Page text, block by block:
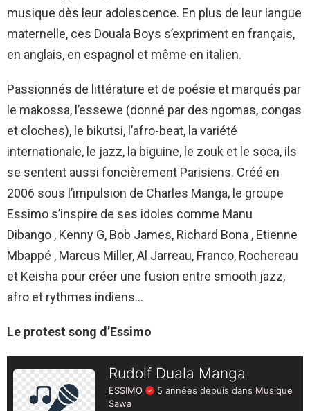
musique dès leur adolescence. En plus de leur langue
maternelle, ces Douala Boys s’expriment en français,
en anglais, en espagnol et même en italien.
Passionnés de littérature et de poésie et marqués par
le makossa, l’essewe (donné par des ngomas, congas
et cloches), le bikutsi, l’afro-beat, la variété
internationale, le jazz, la biguine, le zouk et le soca, ils
se sentent aussi foncièrement Parisiens. Créé en
2006 sous l’impulsion de Charles Manga, le groupe
Essimo s’inspire de ses idoles comme Manu
Dibango , Kenny G, Bob James, Richard Bona , Etienne
Mbappé , Marcus Miller, Al Jarreau, Franco, Rochereau
et Keisha pour créer une fusion entre smooth jazz,
afro et rythmes indiens…
Le protest song d’Essimo